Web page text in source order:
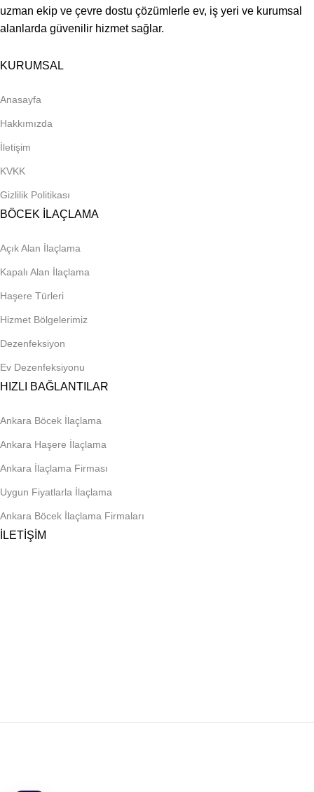
uzman ekip ve çevre dostu çözümlerle ev, iş yeri ve kurumsal
alanlarda güvenilir hizmet sağlar.
KURUMSAL
Anasayfa
Hakkımızda
İletişim
KVKK
Gizlilik Politikası
BÖCEK İLAÇLAMA
Açık Alan İlaçlama
Kapalı Alan İlaçlama
Haşere Türleri
Hizmet Bölgelerimiz
Dezenfeksiyon
Ev Dezenfeksiyonu
HIZLI BAĞLANTILAR
Ankara Böcek İlaçlama
Ankara Haşere İlaçlama
Ankara İlaçlama Firması
Uygun Fiyatlarla İlaçlama
Ankara Böcek İlaçlama Firmaları
İLETİŞİM